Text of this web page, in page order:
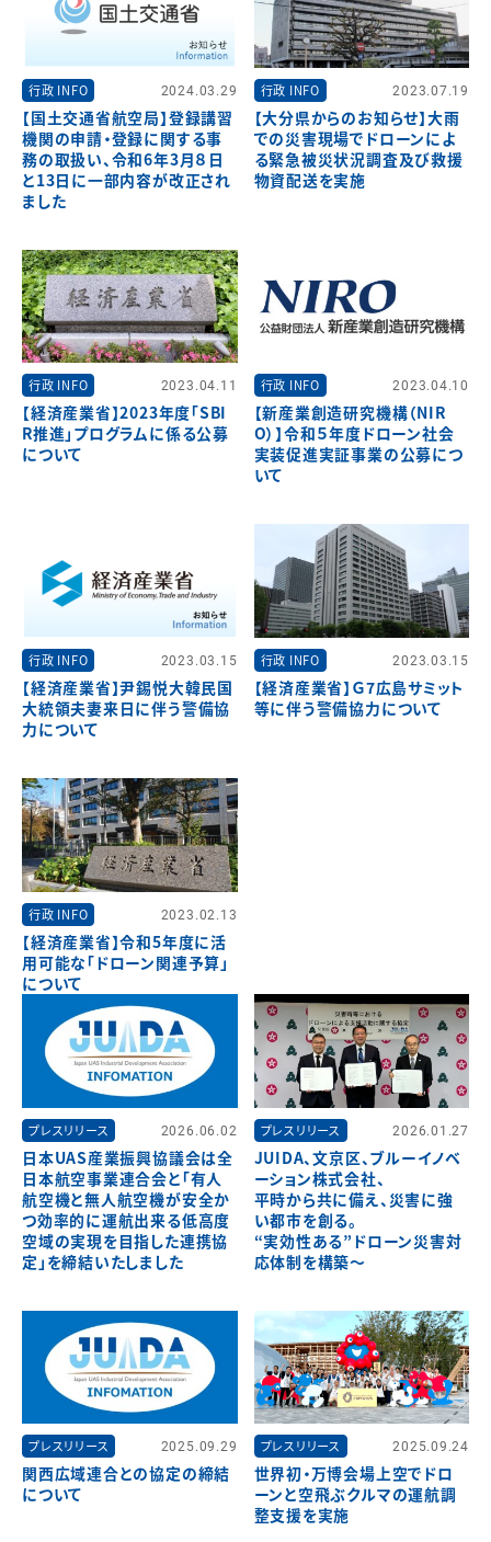
行政 INFO 2024.03.29
【国土交通省航空局】登録講習
機関の申請・登録に関する事
務の取扱い、令和6年3月８日
と13日に一部内容が改正され
ました
行政 INFO 2023.07.19
【大分県からのお知らせ】大雨
での災害現場でドローンによ
る緊急被災状況調査及び救援
物資配送を実施
行政 INFO 2023.04.11
【経済産業省】2023年度「SBI
R推進」プログラムに係る公募
について
行政 INFO 2023.04.10
【新産業創造研究機構（NIR
O）】令和５年度ドローン社会
実装促進実証事業の公募につ
いて
行政 INFO 2023.03.15
【経済産業省】尹錫悦大韓民国
大統領夫妻来日に伴う警備協
力について
行政 INFO 2023.03.15
【経済産業省】Ｇ7広島サミット
等に伴う警備協力について
行政 INFO 2023.02.13
【経済産業省】令和5年度に活
用可能な「ドローン関連予算」
について
プレスリリース 2026.06.02
日本UAS産業振興協議会は全
日本航空事業連合会と「有人
航空機と無人航空機が安全か
つ効率的に運航出来る低高度
空域の実現を目指した連携協
定」を締結いたしました
プレスリリース 2026.01.27
JUIDA、文京区、ブルーイノベ
ーション株式会社、
平時から共に備え、災害に強
い都市を創る。
“実効性ある”ドローン災害対
応体制を構築～
プレスリリース 2025.09.29
関西広域連合との協定の締結
について
プレスリリース 2025.09.24
世界初・万博会場上空でドロ
ーンと空飛ぶクルマの運航調
整支援を実施